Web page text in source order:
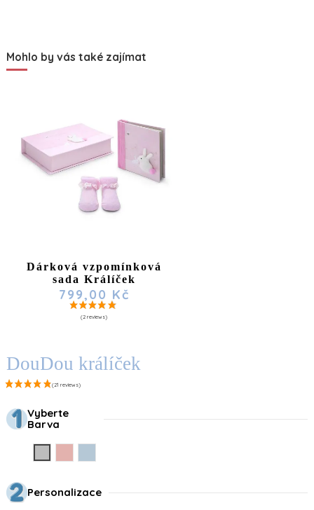
Mohlo by vás také zajímat
Dárková vzpomínková
sada Králíček
799,00 Kč
DouDou králíček
Vyberte
Barva
Personalizace